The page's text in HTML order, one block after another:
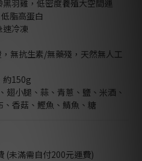
羽雞，低密度養殖大空間運
脂高蛋白
速冷凍
無抗生素/無藥殘，天然無人工
150g
翅小腿、蒜、青蔥、鹽、米酒、
香菇、鰹魚、鯖魚、糖
(未滿需自付200元運費)